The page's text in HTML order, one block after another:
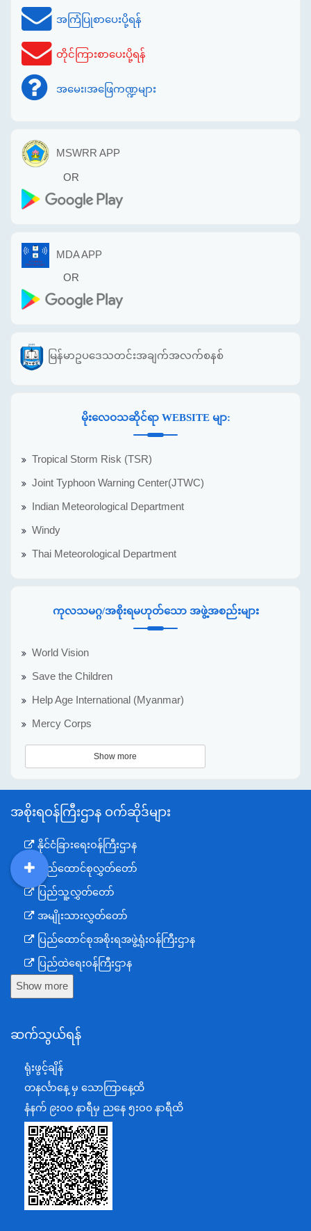
အကြံပြုစာပေးပို့ရန်
တိုင်ကြားစာပေးပို့ရန်
အမေး၊အဖြေကဏ္ဍများ
MSWRR APP
OR
MDA APP
OR
မြန်မာဥပဒေသတင်းအချက်အလက်စနစ်
မိုးလေဝသဆိုင်ရာ WEBSITE မျာ:
Tropical Storm Risk (TSR)
Joint Typhoon Warning Center(JTWC)
Indian Meteorological Department
Windy
Thai Meteorological Department
ကုလသမဂ္ဂ/အစိုးရမဟုတ်သော အဖွဲ့အစည်းများ
World Vision
Save the Children
Help Age International (Myanmar)
Mercy Corps
Show more
အစိုးရဝန်ကြီးဌာန ဝက်ဆိုဒ်များ
နိုင်ငံခြားရေးဝန်ကြီးဌာန
ပြည်ထောင်စုလွှတ်တော်
ပြည်သူ့လွှတ်တော်
အမျိုးသားလွှတ်တော်
ပြည်ထောင်စုအစိုးရအဖွဲ့ရုံးဝန်ကြီးဌာန
ပြည်ထဲရေးဝန်ကြီးဌာန
ကာကွယ်ရေးဝန်ကြီးဌာန
စီမံကိန်း၊ဘဏ္ဍာရေးနှင့်စက်မှုဝန်ကြီးဌာန
ရင်းနှီးမြှုပ်နှံမှုနှင့် နိုင်ငံခြားစီးပွားဆက်သွယ်ရေးဝန်ကြီးဌာန
အပြည်ပြည်ဆိုင်ရာပူးပေါင်းဆောင်ရွက်ရေးဝန်ကြီးဌာန
ပြန်ကြားရေးဝန်ကြီးဌာန
သာသနာရေးနှင့် ယဉ်ကျေးမှုဝန်ကြီးဌာန
စိုက်ပျိုးရေး၊မွေးမြူရေးနှင့်ဆည်မြောင်းဝန်ကြီးဌာန
ပို့ဆောင်ရေးနှင့်ဆက်သွယ်ရေးဝန်ကြီးဌာန
သယံဇာတနှင့်ပတ်ဝန်းကျင်ထိန်းသိမ်းရေးဝန်ကြီးဌာန
Show more
ဆက်သွယ်ရန်
ရုံးဖွင့်ချိန်
တနင်္လာနေ့ မှ သောကြာနေ့ထိ
နံနက် ၉းဝ၀ နာရီမှ ညနေ ၅းဝ၀ နာရီထိ
DDM